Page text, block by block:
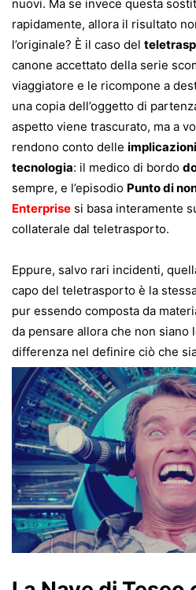
nuovi. Ma se invece questa
rapidamente, allora il risultato
l’originale? È il caso del
canone accettato della serie
viaggiatore e le ricompone a
una copia dell’oggetto di
aspetto viene trascurato, ma a
rendono conto delle
tecnologia: il medico di bordo
sempre, e l’episodio Punto di
Enterprise si basa interamente
collaterale dal teletrasporto.
Eppure, salvo rari incidenti,
capo del teletrasporto è la
pur essendo composta da
da pensare allora che non siano
differenza nel definire ciò che